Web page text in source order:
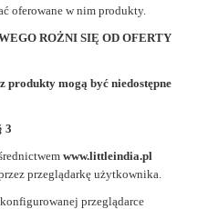
oferowane w nim produkty.
ROŻNI SIĘ OD OFERTY
produkty mogą być niedostępne
3
www.littleindia.pl
przeglądarkę użytkownika.
przeglądarce